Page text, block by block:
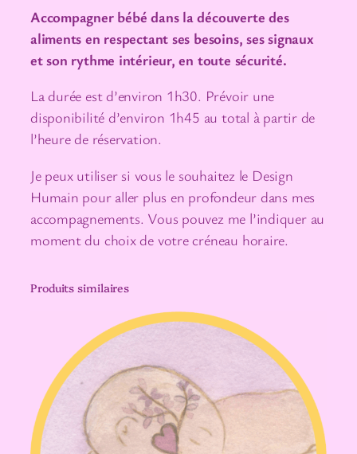
d
A
c
o
m
a
g
n
e
e
d
i
Accompagner bébé dans la découverte des
aliments en respectant ses besoins, ses signaux
et son rythme intérieur, en toute sécurité.
La durée est d’environ 1h30. Prévoir une
disponibilité d’environ 1h45 au total à partir de
l’heure de réservation.
Je peux utiliser si vous le souhaitez le Design
Humain pour aller plus en profondeur dans mes
accompagnements. Vous pouvez me l’indiquer au
moment du choix de votre créneau horaire.
Produits similaires